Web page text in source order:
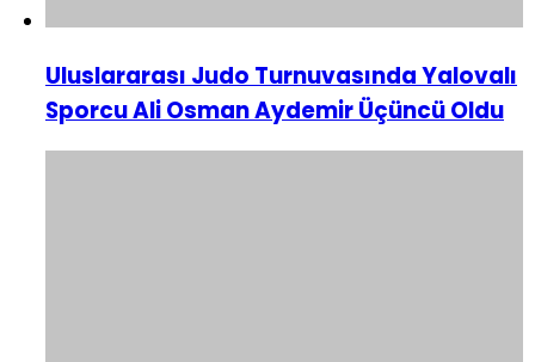
Uluslararası Judo Turnuvasında Yalovalı
Sporcu Ali Osman Aydemir Üçüncü Oldu